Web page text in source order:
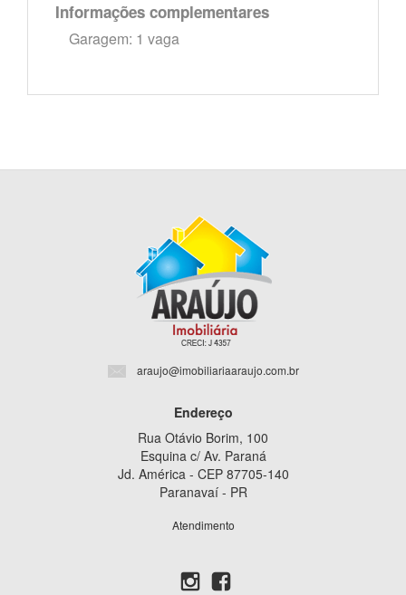
Informações complementares
Garagem: 1 vaga
araujo@imobiliariaaraujo.com.br
Endereço
Rua Otávio Borim, 100
Esquina c/ Av. Paraná
Jd. América - CEP 87705-140
Paranavaí - PR
Atendimento